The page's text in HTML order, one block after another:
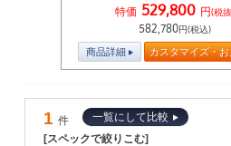
特価 529,800 円(税
582,780円(税込)
商品詳細 カスタマイズ・
1 件
一覧にして比較
[スペックで絞りこむ]